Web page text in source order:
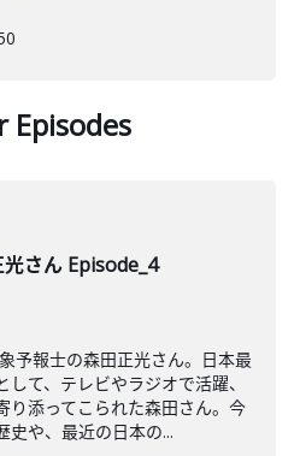
Episodes
さん Episode_4
予報士の森田正光さん。日本最
て、テレビやラジオで活躍、
り添ってこられた森田さん。今
史や、最近の日本の...